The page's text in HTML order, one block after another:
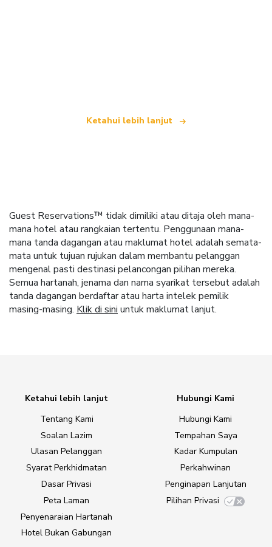
Ketahui lebih lanjut
Guest Reservations™ tidak dimiliki atau ditaja oleh mana-
mana hotel atau rangkaian tertentu. Penggunaan mana-
mana tanda dagangan atau maklumat hotel adalah semata-
mata untuk tujuan rujukan dalam membantu pelanggan
mengenal pasti destinasi pelancongan pilihan mereka.
Semua hartanah, jenama dan nama syarikat tersebut adalah
tanda dagangan berdaftar atau harta intelek pemilik
masing-masing. Klik di sini untuk maklumat lanjut.
Ketahui lebih lanjut
Tentang Kami
Soalan Lazim
Ulasan Pelanggan
Syarat Perkhidmatan
Dasar Privasi
Peta Laman
Penyenaraian Hartanah
Hotel Bukan Gabungan
Hubungi Kami
Hubungi Kami
Tempahan Saya
Kadar Kumpulan
Perkahwinan
Penginapan Lanjutan
Pilihan Privasi